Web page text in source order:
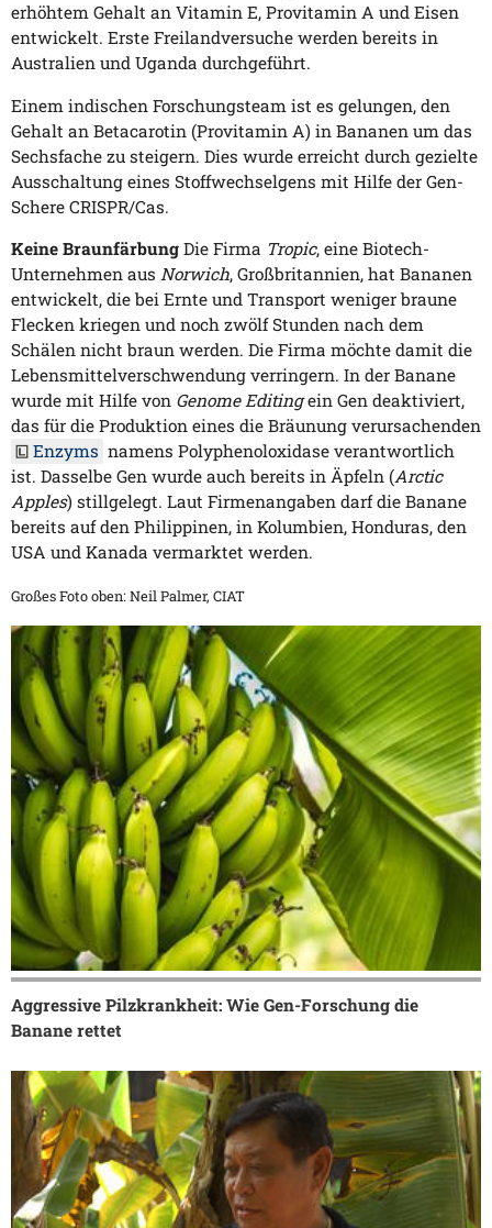
erhöhtem Gehalt an Vitamin E, Provitamin A und Eisen
entwickelt. Erste Freilandversuche werden bereits in
Australien und Uganda durchgeführt.
Einem indischen Forschungsteam ist es gelungen, den
Gehalt an Betacarotin (Provitamin A) in Bananen um das
Sechsfache zu steigern. Dies wurde erreicht durch gezielte
Ausschaltung eines Stoffwechselgens mit Hilfe der Gen-
Schere CRISPR/Cas.
Keine Braunfärbung Die Firma Tropic, eine Biotech-
Unternehmen aus Norwich, Großbritannien, hat Bananen
entwickelt, die bei Ernte und Transport weniger braune
Flecken kriegen und noch zwölf Stunden nach dem
Schälen nicht braun werden. Die Firma möchte damit die
Lebensmittelverschwendung verringern. In der Banane
wurde mit Hilfe von Genome Editingein Gen deaktiviert,
das für die Produktion eines die Bräunung verursachenden
Enzyms namens Polyphenoloxidase verantwortlich
ist. Dasselbe Gen wurde auch bereits in Äpfeln (Arctic
Apples) stillgelegt. Laut Firmenangaben darf die Banane
bereits auf den Philippinen, in Kolumbien, Honduras, den
USA und Kanada vermarktet werden.
Großes Foto oben: Neil Palmer, CIAT
Aggressive Pilzkrankheit: Wie Gen-Forschung die
Banane rettet